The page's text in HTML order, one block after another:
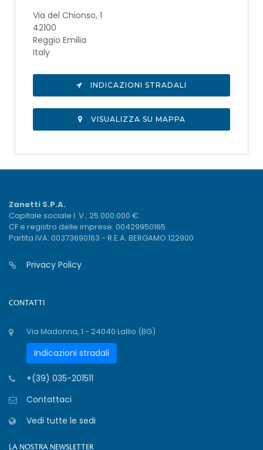
Via del Chionso, 1
42100
Reggio Emilia
Italy
INDICAZIONI STRADALI
VISUALIZZA SU MAPPA
Zanetti S.P.A.
Capitale sociale I. V.: 25.000.000 €
CF e registro delle imprese: 00429950165
Partita IVA: 00373690163 - R.E.A. BERGAMO 122900
Privacy Policy
CONTATTI
Via Madonna, 1 - 24040 Lallio (BG)
Indicazioni stradali
+(39) 035-201511
Contattaci
Vedi tutte le sedi
LA NOSTRA NEWSLETTER